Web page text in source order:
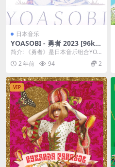
日本音乐
YOASOBI - 勇者 2023 [96kH
z/24bit] [Hi-Res Flac 105.94
MB]
简介: 《勇者》是日本音乐组合YOA
SOB创作发行的歌曲，由Ayase担
任制作人...
2 年前 94 2
VIP